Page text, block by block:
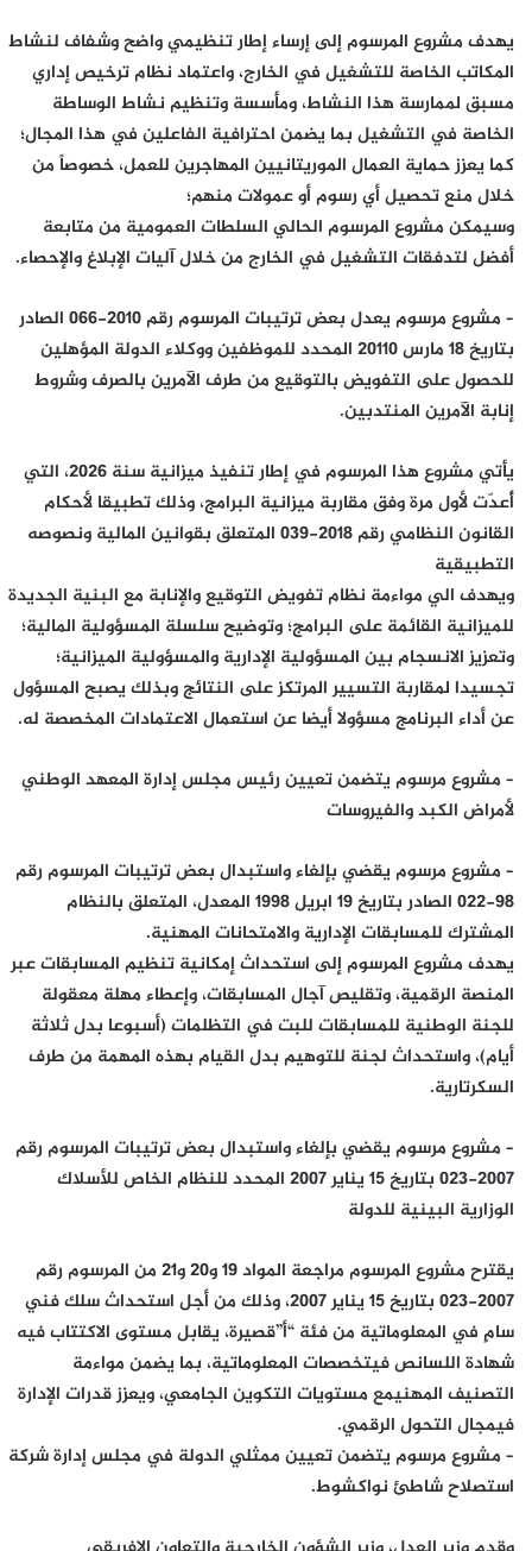
يهدف مشروع المرسوم إلى إرساء إطار تنظيمي واضح وشفاف لنشاط
المكاتب الخاصة للتشغيل في الخارج، واعتماد نظام ترخيص إداري
مسبق لممارسة هذا النشاط، ومأسسة وتنظيم نشاط الوساطة
الخاصة في التشغيل بما يضمن احترافية الفاعلين في هذا المجال؛
كما يعزز حماية العمال الموريتانيين المهاجرين للعمل، خصوصاً من
خلال منع تحصيل أي رسوم أو عمولات منهم؛
وسيمكن مشروع المرسوم الحالي السلطات العمومية من متابعة
أفضل لتدفقات التشغيل في الخارج من خلال آليات الإبلاغ والإحصاء.
– مشروع مرسوم يعدل بعض ترتيبات المرسوم رقم 2010-066 الصادر
بتاريخ 18 مارس 20110 المحدد للموظفين ووكلاء الدولة المؤهلين
للحصول على التفويض بالتوقيع من طرف الآمرين بالصرف وشروط
إنابة الآمرين المنتدبين.
يأتي مشروع هذا المرسوم في إطار تنفيذ ميزانية سنة 2026، التي
أُعدّت لأول مرة وفق مقاربة ميزانية البرامج، وذلك تطبيقا لأحكام
القانون النظامي رقم 2018-039 المتعلق بقوانين المالية ونصوصه
التطبيقية
ويهدف الي مواءمة نظام تفويض التوقيع والإنابة مع البنية الجديدة
للميزانية القائمة على البرامج؛ وتوضيح سلسلة المسؤولية المالية؛
وتعزيز الانسجام بين المسؤولية الإدارية والمسؤولية الميزانية؛
تجسيدا لمقاربة التسيير المرتكز على النتائج وبذلك يصبح المسؤول
عن أداء البرنامج مسؤولا أيضا عن استعمال الاعتمادات المخصصة له.
– مشروع مرسوم يتضمن تعيين رئيس مجلس إدارة المعهد الوطني
لأمراض الكبد والفيروسات
– مشروع مرسوم يقضي بإلغاء واستبدال بعض ترتيبات المرسوم رقم
98-022 الصادر بتاريخ 19 ابريل 1998 المعدل، المتعلق بالنظام
المشترك للمسابقات الإدارية والامتحانات المهنية.
يهدف مشروع المرسوم إلى استحداث إمكانية تنظيم المسابقات عبر
المنصة الرقمية، وتقليص آجال المسابقات، وإعطاء مهلة معقولة
للجنة الوطنية للمسابقات للبت في التظلمات (أسبوعا بدل ثلاثة
أيام)، واستحداث لجنة للتوهيم بدل القيام بهذه المهمة من طرف
السكرتارية.
– مشروع مرسوم يقضي بإلغاء واستبدال بعض ترتيبات المرسوم رقم
2007-023 بتاريخ 15 يناير 2007 المحدد للنظام الخاص للأسلاك
الوزارية البينية للدولة
يقترح مشروع المرسوم مراجعة المواد 19 و20 و21 من المرسوم رقم
2007-023 بتاريخ 15 يناير 2007، وذلك من أجل استحداث سلك فني
سامٍ في المعلوماتية من فئة “أ”قصيرة، يقابل مستوى الاكتتاب فيه
شهادة اللسانص فيتخصصات المعلوماتية، بما يضمن مواءمة
التصنيف المهنيمع مستويات التكوين الجامعي، ويعزز قدرات الإدارة
فيمجال التحول الرقمي.
– مشروع مرسوم يتضمن تعيين ممثلي الدولة في مجلس إدارة شركة
استصلاح شاطئ نواكشوط.